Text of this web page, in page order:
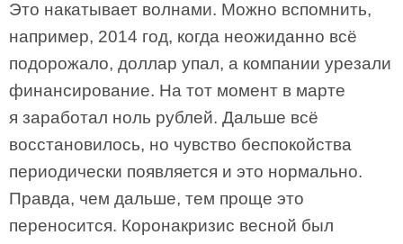
Это накатывает волнами. Можно вспомнить,
например, 2014 год, когда неожиданно всё
подорожало, доллар упал, а компании урезали
финансирование. На тот момент в марте
я заработал ноль рублей. Дальше всё
восстановилось, но чувство беспокойства
периодически появляется и это нормально.
Правда, чем дальше, тем проще это
переносится. Коронакризис весной был